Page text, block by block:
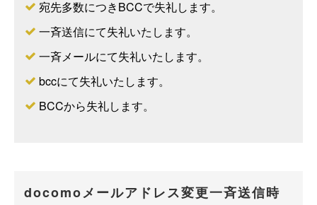
宛先多数につきBCCで失礼します。
一斉送信にて失礼いたします。
一斉メールにて失礼いたします。
bccにて失礼いたします。
BCCから失礼します。
docomoメールアドレス変更一斉送信時